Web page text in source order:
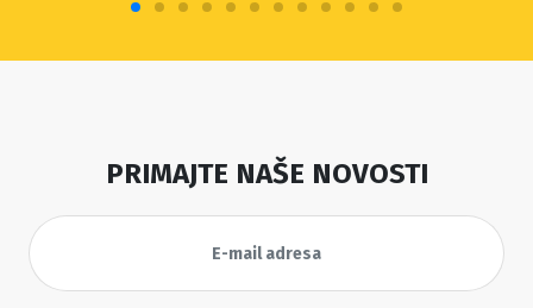
PRIMAJTE NAŠE NOVOSTI